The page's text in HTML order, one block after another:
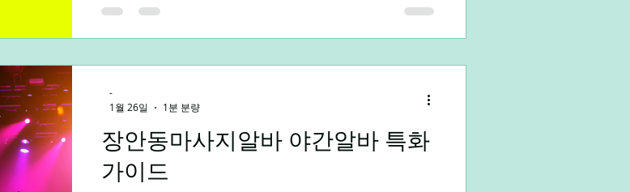
기간 동안 근무하고 급여를 빠르게 정산받는 구조가 많습니
수습 기간이나 복잡한 절차가 길지 않아, 지원 후 빠르게 일
자유 입니다. 학생, 취업 준비생, 프리랜서, 자영업 준비자
적으로 활용할 수 있는 좋은 선택입니다. 시
장안동마사지알바 야간알바 특화
가이드
-
1월 26일
1분 분량